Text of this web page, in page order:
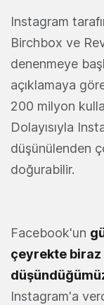
Instagram
Birchbox ve
denenmeye
açıklamaya
200 milyon
Dolayısıyla
düşünülenden
doğurabilir.
Facebook'un
çeyrekte biraz
Instagram'a